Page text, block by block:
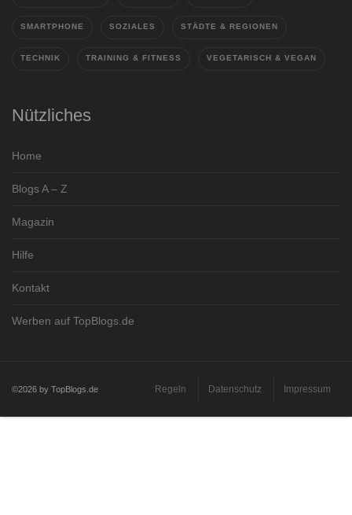
SMARTPHONE SOZIALES STÄDTE & REGIONEN
TECHNIK TRAINING & FITNESS VEGETARISCH & VEGAN
Nützliches
Home
Blogs A – Z
Magazin
Hilfe
Kontakt
Werben auf TopBlogs.de
©2026 by TopBlogs.de Regeln Datenschutz Impressum